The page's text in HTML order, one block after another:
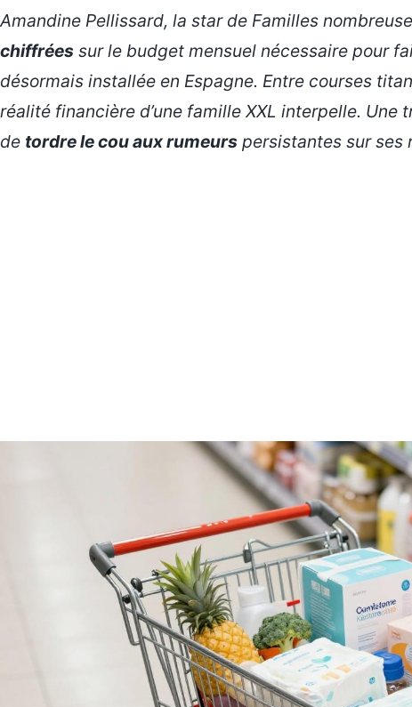
Amandine Pellissard, la star de Familles
chiffrées sur le budget mensuel nécessaire pour
désormais installée en Espagne. Entre courses
réalité financière d’une famille XXL interpelle. Une
de tordre le cou aux rumeurs persistantes sur ses